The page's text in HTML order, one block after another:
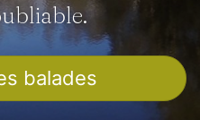
balades